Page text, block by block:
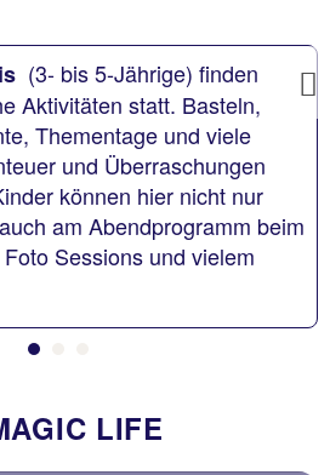
(3- bis 5-Jährige) finden
Aktivitäten statt. Basteln,
Thementage und viele
und Überraschungen
können hier nicht nur
am Abendprogramm beim
Sessions und vielem
LIFE